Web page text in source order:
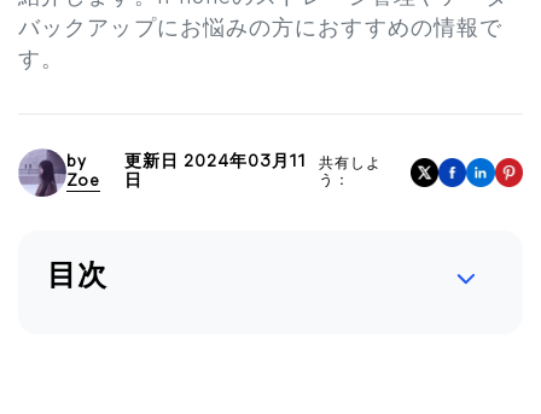
バックアップにお悩みの方におすすめの情報で
す。
by
Zoe
更新日 2024年03月11
日
共有しよ
う：
目次